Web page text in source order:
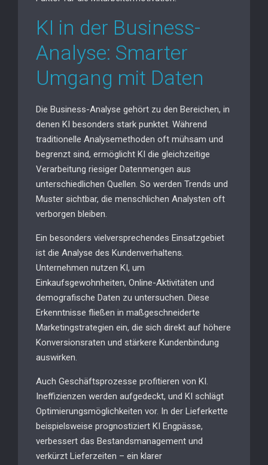
KI in der Business-
Analyse: Smarter
Umgang mit Daten
Die Business-Analyse gehört zu den Bereichen, in
denen KI besonders stark punktet. Während
traditionelle Analysemethoden oft mühsam und
begrenzt sind, ermöglicht KI die gleichzeitige
Verarbeitung riesiger Datenmengen aus
unterschiedlichen Quellen. So werden Trends und
Muster sichtbar, die menschlichen Analysten oft
verborgen bleiben.
Ein besonders vielversprechendes Einsatzgebiet
ist die Analyse des Kundenverhaltens.
Unternehmen nutzen KI, um
Einkaufsgewohnheiten, Online-Aktivitäten und
demografische Daten zu untersuchen. Diese
Erkenntnisse fließen in maßgeschneiderte
Marketingstrategien ein, die sich direkt auf höhere
Konversionsraten und stärkere Kundenbindung
auswirken.
Auch Geschäftsprozesse profitieren von KI.
Ineffizienzen werden aufgedeckt, und KI schlägt
Optimierungsmöglichkeiten vor. In der Lieferkette
beispielsweise prognostiziert KI Engpässe,
verbessert das Bestandsmanagement und
verkürzt Lieferzeiten – ein klarer